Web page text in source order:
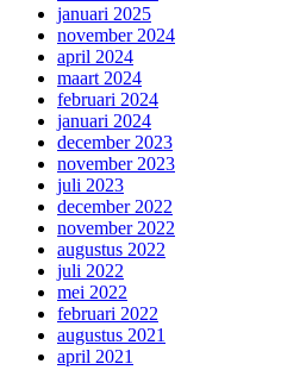
januari 2025
november 2024
april 2024
maart 2024
februari 2024
januari 2024
december 2023
november 2023
juli 2023
december 2022
november 2022
augustus 2022
juli 2022
mei 2022
februari 2022
augustus 2021
april 2021